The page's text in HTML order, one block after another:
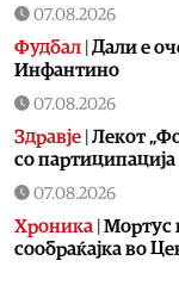
07.08.2026
Фудбал | Дали е
Инфантино
07.08.2026
Здравје | Лекот
со партиципација
07.08.2026
Хроника | Мортус
сообраќајка во